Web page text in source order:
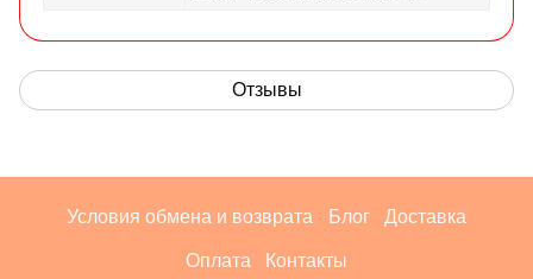
Отзывы
Условия обмена и возврата Блог Доставка
Оплата Контакты